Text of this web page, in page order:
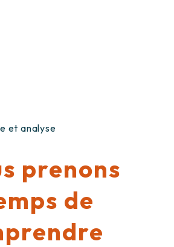
et analyse
prenons
de